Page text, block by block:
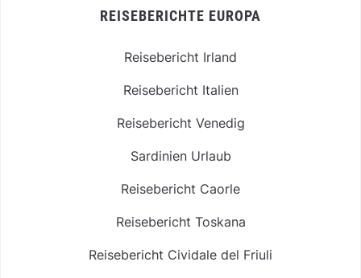
REISEBERICHTE EUROPA
Reisebericht Irland
Reisebericht Italien
Reisebericht Venedig
Sardinien Urlaub
Reisebericht Caorle
Reisebericht Toskana
Reisebericht Cividale del Friuli